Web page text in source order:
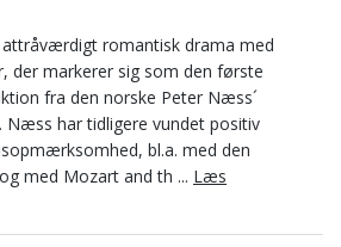
romantisk drama med
der markerer sig som den første
fra den norske Peter Næss´
Næss har tidligere vundet positiv
bl.a. med den
med Mozart and th ... Læs